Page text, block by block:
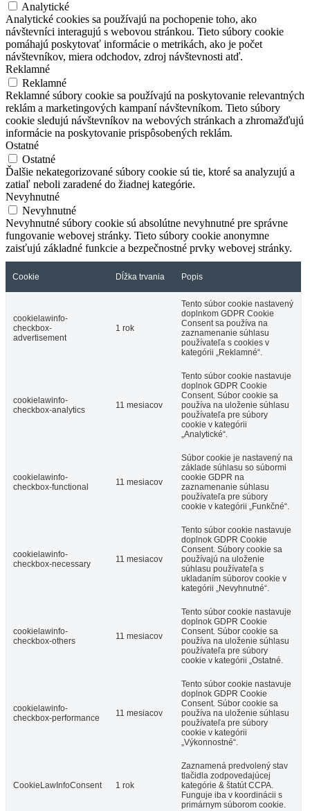
Analytické
Analytické cookies sa používajú na pochopenie toho, ako
návštevníci interagujú s webovou stránkou. Tieto súbory cookie
pomáhajú poskytovať informácie o metrikách, ako je počet
návštevníkov, miera odchodov, zdroj návštevnosti atď.
Reklamné
Reklamné
Reklamné súbory cookie sa používajú na poskytovanie relevantných
reklám a marketingových kampaní návštevníkom. Tieto súbory
cookie sledujú návštevníkov na webových stránkach a zhromažďujú
informácie na poskytovanie prispôsobených reklám.
Ostatné
Ostatné
Ďalšie nekategorizované súbory cookie sú tie, ktoré sa analyzujú a
zatiaľ neboli zaradené do žiadnej kategórie.
Nevyhnutné
Nevyhnutné
Nevyhnutné súbory cookie sú absolútne nevyhnutné pre správne
fungovanie webovej stránky. Tieto súbory cookie anonymne
zaisťujú základné funkcie a bezpečnostné prvky webovej stránky.
Cookie Dĺžka trvania Popis
cookielawinfo-
checkbox-
advertisement
1 rok
Tento súbor cookie nastavený
doplnkom GDPR Cookie
Consent sa používa na
zaznamenanie súhlasu
používateľa s cookies v
kategórii „Reklamné“.
cookielawinfo-
checkbox-analytics
11 mesiacov
Tento súbor cookie nastavuje
doplnok GDPR Cookie
Consent. Súbor cookie sa
používa na uloženie súhlasu
používateľa pre súbory
cookie v kategórii
„Analytické“.
cookielawinfo-
checkbox-functional
11 mesiacov
Súbor cookie je nastavený na
základe súhlasu so súbormi
cookie GDPR na
zaznamenanie súhlasu
používateľa pre súbory
cookie v kategórii „Funkčné“.
cookielawinfo-
checkbox-necessary
11 mesiacov
Tento súbor cookie nastavuje
doplnok GDPR Cookie
Consent. Súbory cookie sa
používajú na uloženie
súhlasu používateľa s
ukladaním súborov cookie v
kategórii „Nevyhnutné“.
cookielawinfo-
checkbox-others
11 mesiacov
Tento súbor cookie nastavuje
doplnok GDPR Cookie
Consent. Súbor cookie sa
používa na uloženie súhlasu
používateľa pre súbory
cookie v kategórii „Ostatné.
cookielawinfo-
checkbox-performance
11 mesiacov
Tento súbor cookie nastavuje
doplnok GDPR Cookie
Consent. Súbor cookie sa
používa na uloženie súhlasu
používateľa pre súbory
cookie v kategórii
„Výkonnostné“.
CookieLawInfoConsent 1 rok
Zaznamená predvolený stav
tlačidla zodpovedajúcej
kategórie & štatút CCPA.
Funguje iba v koordinácii s
primárnym súborom cookie.